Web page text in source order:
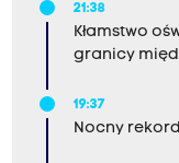
21:38
Kłamstwo
granicy
19:37
Nocny